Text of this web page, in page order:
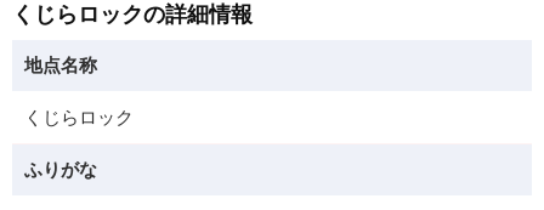
くじらロックの詳細情報
地点名称
くじらロック
ふりがな